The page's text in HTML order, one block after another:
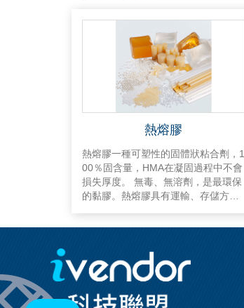
熱熔膠
熱熔膠一種可塑性的固體狀粘合劑，1
00％固含量，HMA在凝固過程中不會
損失厚度。 無毒、無溶劑，是最環保
的黏膠。熱熔膠具有運輸、存儲方
長的乾燥時間。乾燥後熱熔膠不會收
縮。